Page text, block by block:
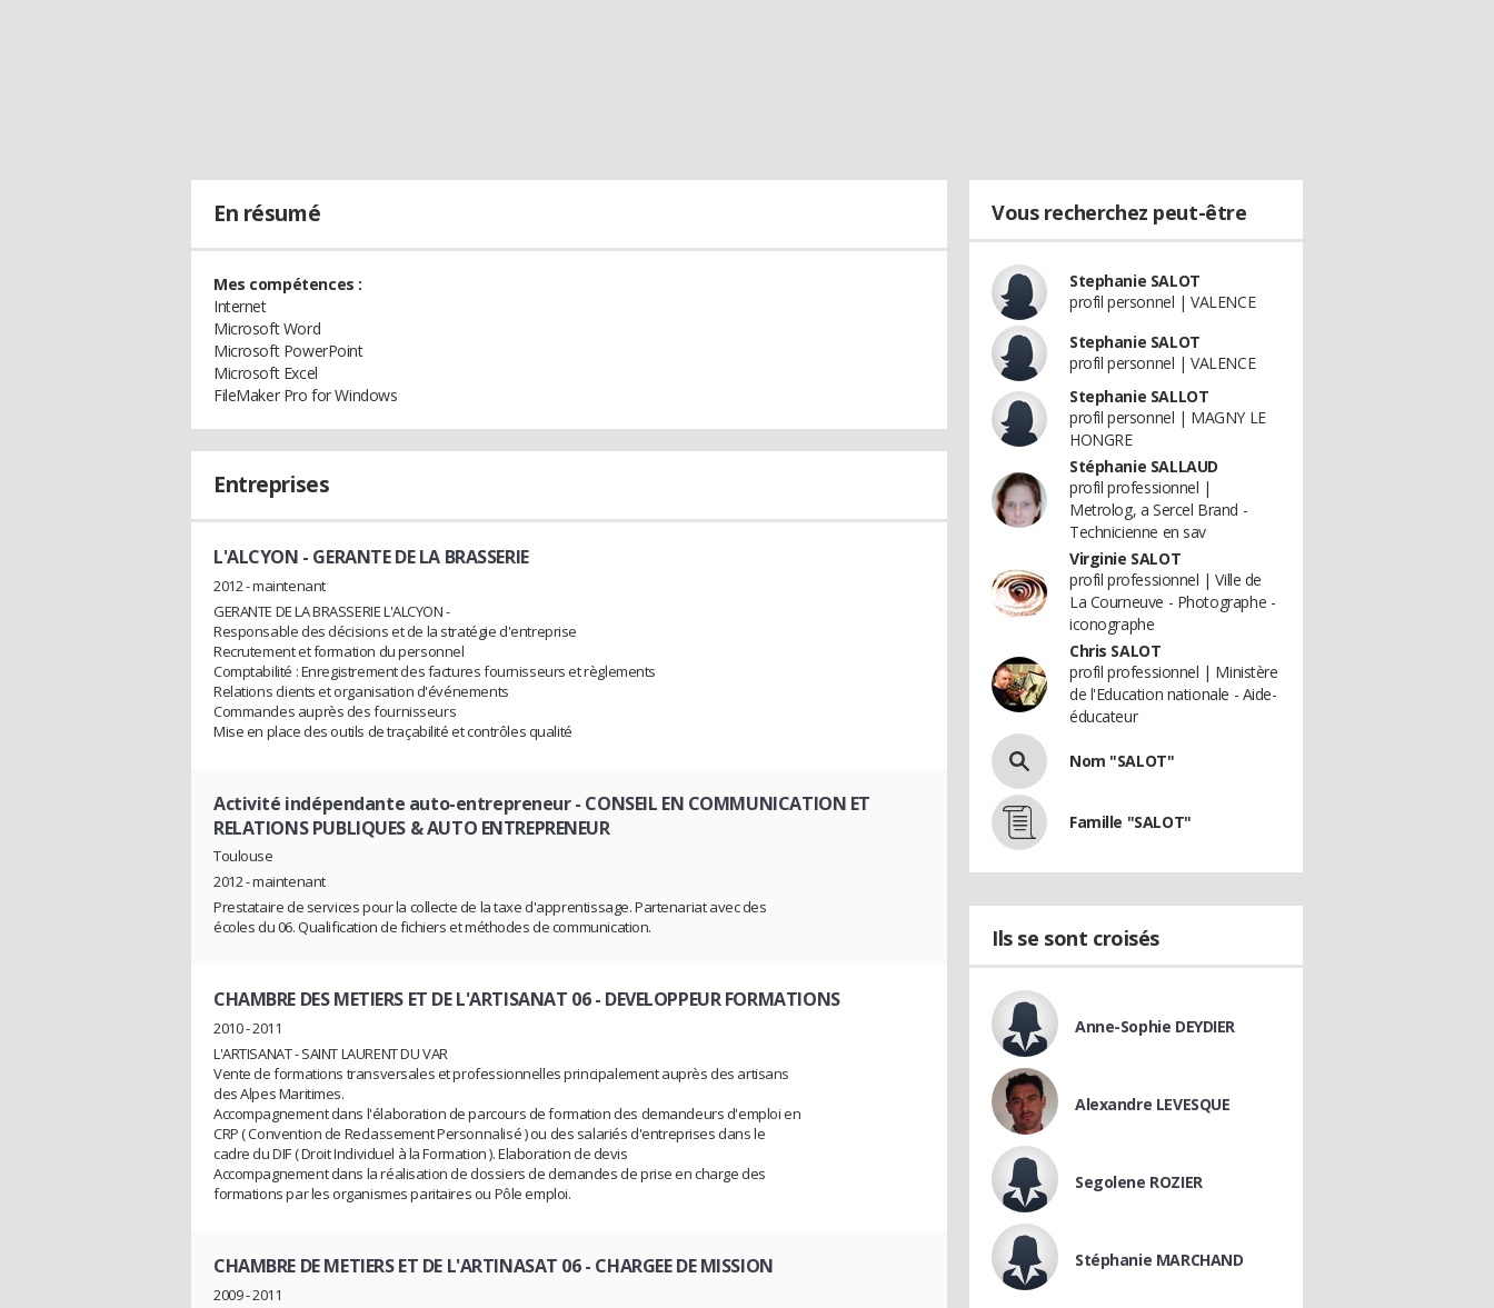
En résumé
Mes compétences :
Internet
Microsoft Word
Microsoft PowerPoint
Microsoft Excel
FileMaker Pro for Windows
Entreprises
L'ALCYON - GERANTE DE LA BRASSERIE
2012 - maintenant
GERANTE DE LA BRASSERIE L'ALCYON -
Responsable des décisions et de la stratégie d'entreprise
Recrutement et formation du personnel
Comptabilité : Enregistrement des factures fournisseurs et règlements
Relations clients et organisation d'événements
Commandes auprès des fournisseurs
Mise en place des outils de traçabilité et contrôles qualité
Activité indépendante auto-entrepreneur- CONSEIL EN COMMUNICATION ET
RELATIONS PUBLIQUES & AUTO ENTREPRENEUR
Toulouse
2012 - maintenant
Prestataire de services pour la collecte de la taxe d'apprentissage. Partenariat avec des
écoles du 06. Qualification de fichiers et méthodes de communication.
CHAMBRE DES METIERS ET DE L'ARTISANAT 06- DEVELOPPEUR FORMATIONS
2010 - 2011
L'ARTISANAT - SAINT LAURENT DU VAR
Vente de formations transversales et professionnelles principalement auprès des artisans
des Alpes Maritimes.
Accompagnement dans l'élaboration de parcours de formation des demandeurs d'emploi en
CRP ( Convention de Reclassement Personnalisé ) ou des salariés d'entreprises dans le
cadre du DIF ( Droit Individuel à la Formation ). Elaboration de devis
Accompagnement dans la réalisation de dossiers de demandes de prise en charge des
formations par les organismes paritaires ou Pôle emploi.
CHAMBRE DE METIERS ET DE L'ARTINASAT 06- CHARGEE DE MISSION
2009 - 2011
Vous recherchez peut-être
Stephanie SALOT
profil personnel | VALENCE
Stephanie SALOT
profil personnel | VALENCE
Stephanie SALLOT
profil personnel | MAGNY LE
HONGRE
Stéphanie SALLAUD
profil professionnel |
Metrolog, a Sercel Brand -
Technicienne en sav
Virginie SALOT
profil professionnel | Ville de
La Courneuve - Photographe -
iconographe
Chris SALOT
profil professionnel | Ministère
de l'Education nationale - Aide-
éducateur
Nom "SALOT"
Famille "SALOT"
Ils se sont croisés
Anne-Sophie DEYDIER
Alexandre LEVESQUE
Segolene ROZIER
Stéphanie MARCHAND